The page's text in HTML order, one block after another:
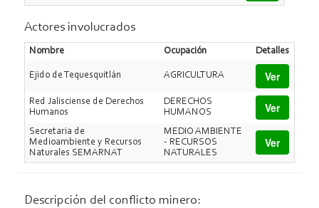
Actores involucrados
Nombre Ocupación Detalles
Ejido de Tequesquitlán AGRICULTURA Ver
Red Jalisciense de Derechos
Humanos
DERECHOS
HUMANOS
Ver
Secretaria de
Medioambiente y Recursos
Naturales SEMARNAT
MEDIO AMBIENTE
- RECURSOS
NATURALES
Ver
Descripción del conflicto minero: